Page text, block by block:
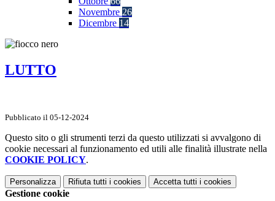
Novembre 26
Dicembre 14
LUTTO
Pubblicato il 05-12-2024
Questo sito o gli strumenti terzi da questo utilizzati si avvalgono di
cookie necessari al funzionamento ed utili alle finalità illustrate nella
COOKIE POLICY.
Personalizza Rifiuta tutti i cookies Accetta tutti i cookies
Gestione cookie